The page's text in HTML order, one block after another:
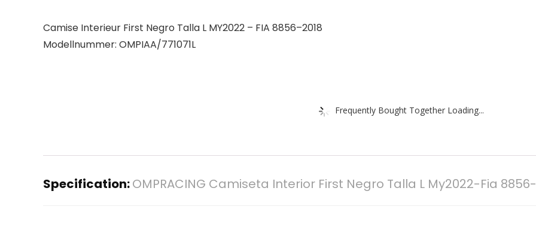
Camise Interieur First Negro Talla L MY2022 – FIA 8856–2018
Modellnummer: OMPIAA/771071L
Frequently Bought Together Loading...
Specification:OMPRACING Camiseta Interior First Negro Talla L My2022-Fia